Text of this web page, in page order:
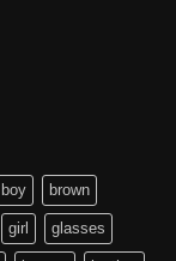
boy brown
girl glasses